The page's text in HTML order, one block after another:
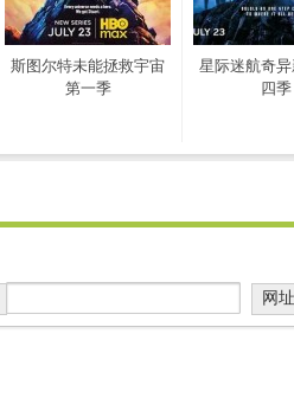
斯图尔特未能拯救宇宙
第一季
星际迷航奇
四季
网址